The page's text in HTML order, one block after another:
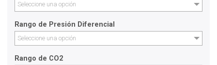
Seleccione una opción
Rango de Presión Diferencial
Seleccione una opción
Rango de CO2